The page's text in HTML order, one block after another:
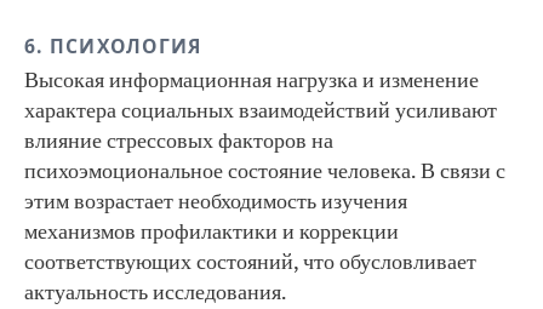
6. ПСИХОЛОГИЯ
Высокая информационная нагрузка и изменение
характера социальных взаимодействий усиливают
влияние стрессовых факторов на
психоэмоциональное состояние человека. В связи с
этим возрастает необходимость изучения
механизмов профилактики и коррекции
соответствующих состояний, что обусловливает
актуальность исследования.